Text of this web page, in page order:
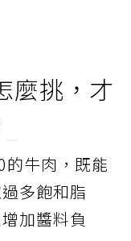
麼挑，才
牛肉，既能
多飽和脂
加醬料負